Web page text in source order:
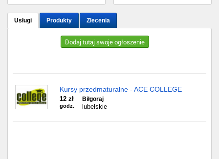
Usługi Produkty Zlecenia
Dodaj tutaj swoje ogłoszenie
Kursy przedmaturalne - ACE COLLEGE
12 zł
godz.
Biłgoraj
lubelskie
Katowice
Chorzów
Lublin